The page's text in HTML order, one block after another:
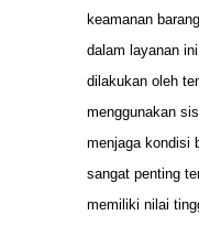
keamanan
dalam layanan
dilakukan oleh
menggunakan
menjaga kondisi
sangat penting
memiliki nilai